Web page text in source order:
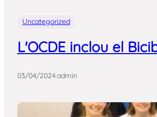
Uncategorized
L'OCDE inclou el
03/04/2024.admin